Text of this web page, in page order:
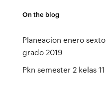
On the blog
Planeacion enero sexto
grado 2019
Pkn semester 2 kelas 11